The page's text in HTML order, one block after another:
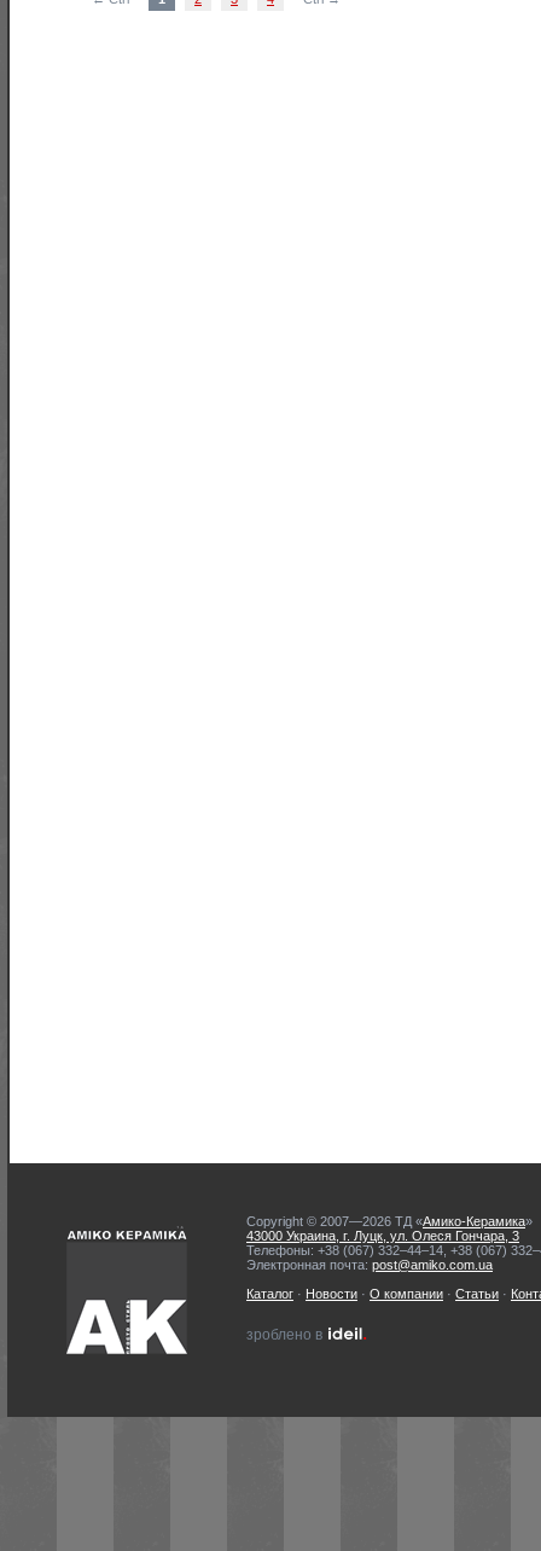
Copyright © 2007—2026 ТД «Амико-Керамика»
43000 Украина, г. Луцк, ул. Олеся Гончара, 3
Телефоны: +38 (067) 332–44–14, +38 (067)
Электронная почта: post@amiko.com.ua
Каталог · Новости · О компании · Статьи ·
зроблено в ideil.